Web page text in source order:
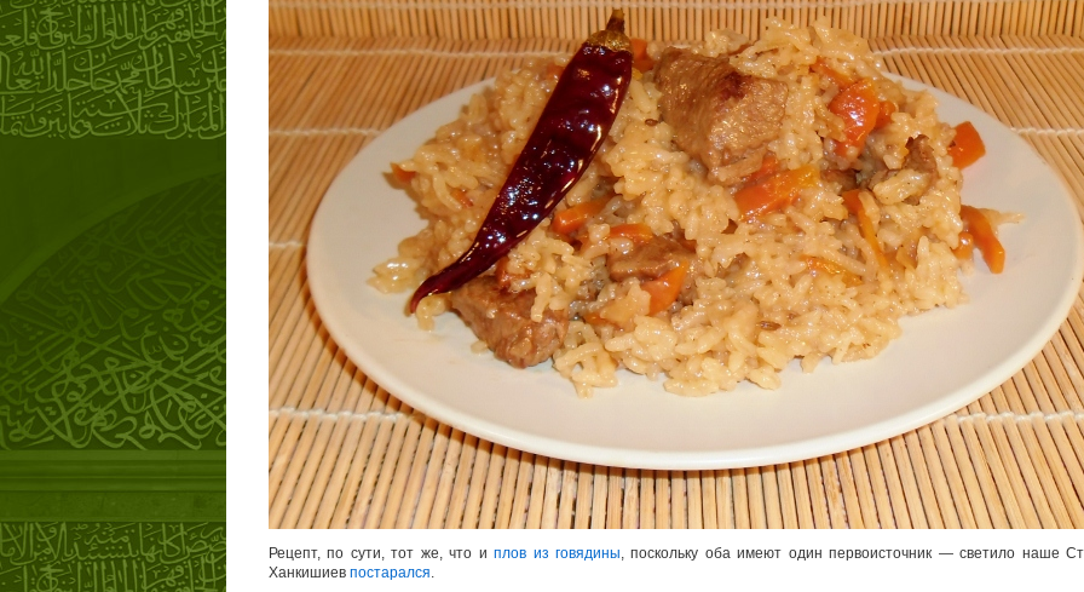
Рецепт, по сути, тот же, что иплов из говядины, поскольку оба имеют один первоисточник — светило наше
Ханкишиев постарался.